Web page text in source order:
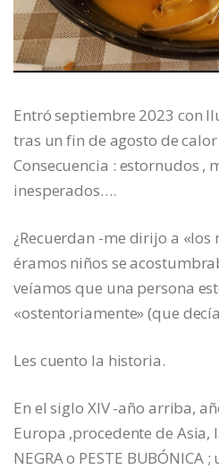
Entró septiembre 2023 con
tras un fin de agosto de
Consecuencia : estornudos ,
inesperados….
¿Recuerdan -me dirijo a «los
éramos niños se
veíamos que una persona
«ostentoriamente» (que
Les cuento la historia.
En el siglo XIV -año arriba,
Europa ,procedente de Asia,
NEGRA o PESTE